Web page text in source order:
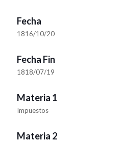
Fecha
1816/10/20
Fecha Fin
1818/07/19
Materia 1
Impuestos
Materia 2